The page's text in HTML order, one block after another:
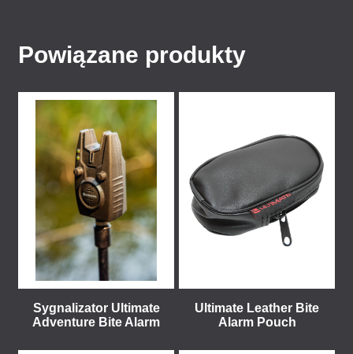
Powiązane produkty
Sygnalizator Ultimate
Adventure Bite Alarm
Ultimate Leather Bite
Alarm Pouch